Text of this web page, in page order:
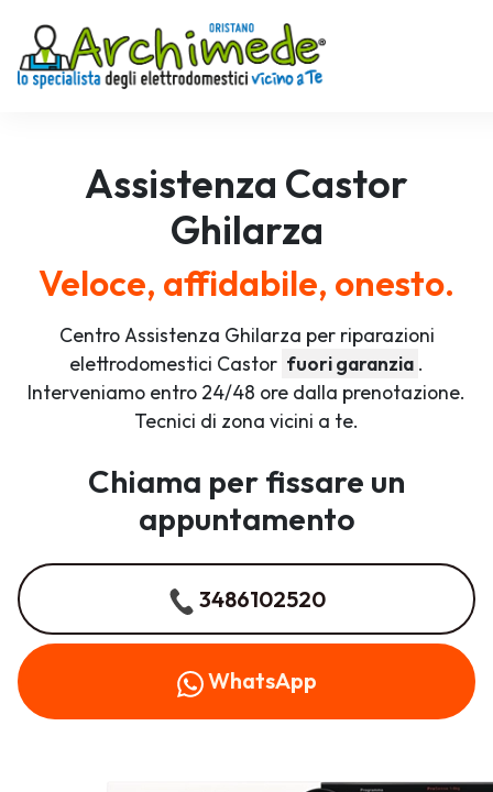
Assistenza Castor
Ghilarza
Veloce, affidabile, onesto.
Centro Assistenza Ghilarza per riparazioni
elettrodomestici Castor fuori garanzia .
Interveniamo entro 24/48 ore dalla prenotazione.
Tecnici di zona vicini a te.
Chiama per fissare un
appuntamento
3486102520
WhatsApp